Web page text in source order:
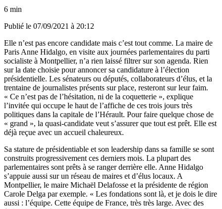
6 min
Publié le 07/09/2021 à 20:12
Elle n’est pas encore candidate mais c’est tout comme. La maire de
Paris Anne Hidalgo, en visite aux journées parlementaires du parti
socialiste à Montpellier, n’a rien laissé filtrer sur son agenda. Rien
sur la date choisie pour annoncer sa candidature à l’élection
présidentielle. Les sénateurs ou députés, collaborateurs d’élus, et la
trentaine de journalistes présents sur place, resteront sur leur faim.
« Ce n’est pas de l’hésitation, ni de la coquetterie », explique
l’invitée qui occupe le haut de l’affiche de ces trois jours très
politiques dans la capitale de l’Hérault. Pour faire quelque chose de
« grand », la quasi-candidate veut s’assurer que tout est prêt. Elle est
déjà reçue avec un accueil chaleureux.
Sa stature de présidentiable et son leadership dans sa famille se sont
construits progressivement ces derniers mois. La plupart des
parlementaires sont prêts à se ranger derrière elle. Anne Hidalgo
s’appuie aussi sur un réseau de maires et d’élus locaux. A
Montpellier, le maire Michaël Delafosse et la présidente de région
Carole Delga par exemple. « Les fondations sont là, et je dois le dire
aussi : l’équipe. Cette équipe de France, très très large. Avec des